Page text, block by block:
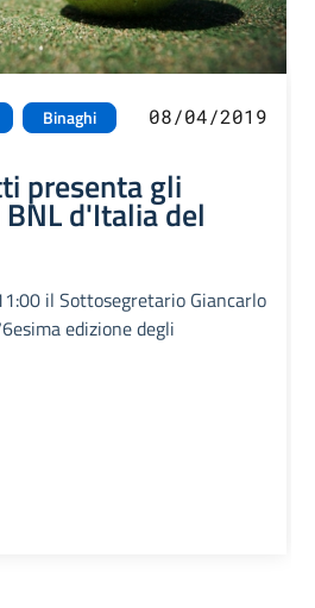
Binaghi 08/04/2019
presenta gli
d'Italia del
il Sottosegretario Giancarlo
edizione degli